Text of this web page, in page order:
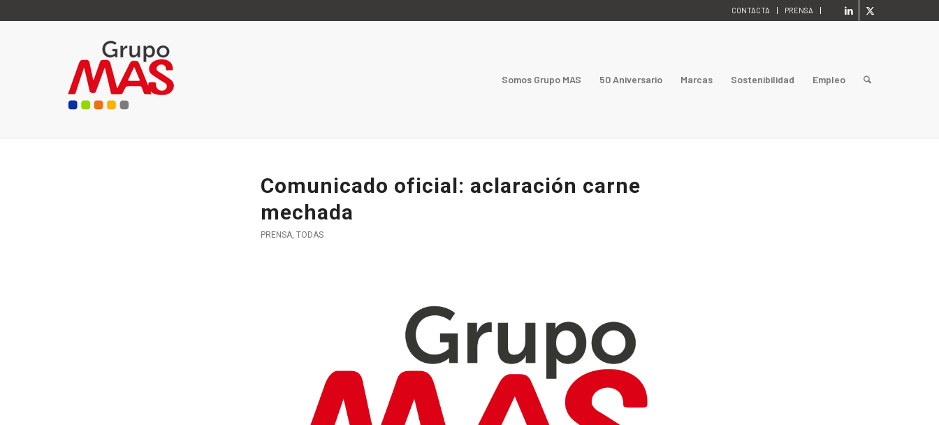
CONTACTA PRENSA
Somos Grupo MAS 50 Aniversario Marcas Sostenibilidad Empleo
Comunicado oficial: aclaración carne
mechada
PRENSA, TODAS